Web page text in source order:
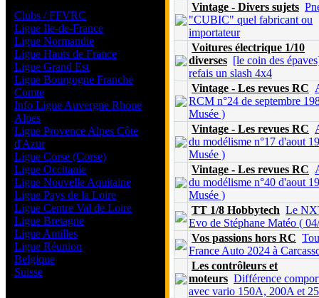
Clubs / FFVRC
Ligue Ile-de-France
Ligue Normandie
Ligue Hauts de France
Ligue Grand Est
Ligue Bourgogne Franche
Comte
Info Ligue Auvergne Rhone
Alpes
Ligue Provence Alpes Côte
d'Azur
Ligue Corse (Corse)
Ligue Occitanie
Ligue Nouvelle Aquitaine
Ligue Pays de la Loire
Ligue Centre Val de Loire
Ligue Bretagne
Ligue Antilles
Ligue Réunion
Belgique
Suisse
Vintage - Divers sujets
"CUBIC" quel fabricant ou
importateur
Voitures électrique 1/10
diverses [le coin des
refais un slash 4x4
Vintage - Les revues RC
RCM n°24 de septembre
Musée )
Vintage - Les revues RC
du modélisme n°17 d'aout
Musée )
Vintage - Les revues RC
du modélisme n°40 d'aout
Musée )
TT 1/8 Hobbytech Le
Evo de Stéphane Matéo (
Vos passions hors RC
France Auto 2024 à
Les contrôleurs et
moteurs Différence
avec vario 150A, 200A et